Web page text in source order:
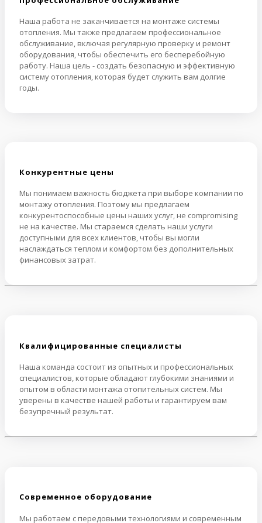
Наша работа не заканчивается на монтаже системы
отопления. Мы также предлагаем профессиональное
обслуживание, включая регулярную проверку и ремонт
оборудования, чтобы обеспечить его бесперебойную
работу. Наша цель - создать безопасную и эффективную
систему отопления, которая будет служить вам долгие
годы.
Конкурентные цены
Мы понимаем важность бюджета при выборе компании по
монтажу отопления. Поэтому мы предлагаем
конкурентоспособные цены наших услуг, не compromising
не на качестве. Мы стараемся сделать наши услуги
доступными для всех клиентов, чтобы вы могли
наслаждаться теплом и комфортом без дополнительных
финансовых затрат.
Квалифицированные специалисты
Наша команда состоит из опытных и профессиональных
специалистов, которые обладают глубокими знаниями и
опытом в области монтажа отопительных систем. Мы
уверены в качестве нашей работы и гарантируем вам
безупречный результат.
Cовременное оборудование
Мы работаем с передовыми технологиями и современным